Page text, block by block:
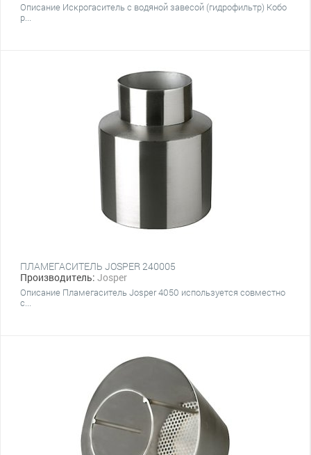
Описание Искрогаситель с водяной завесой (гидрофильтр) Кобо
р...
ПЛАМЕГАСИТЕЛЬ JOSPER 240005
Производитель: Josper
Описание Пламегаситель Josper 4050 используется совместно
с...